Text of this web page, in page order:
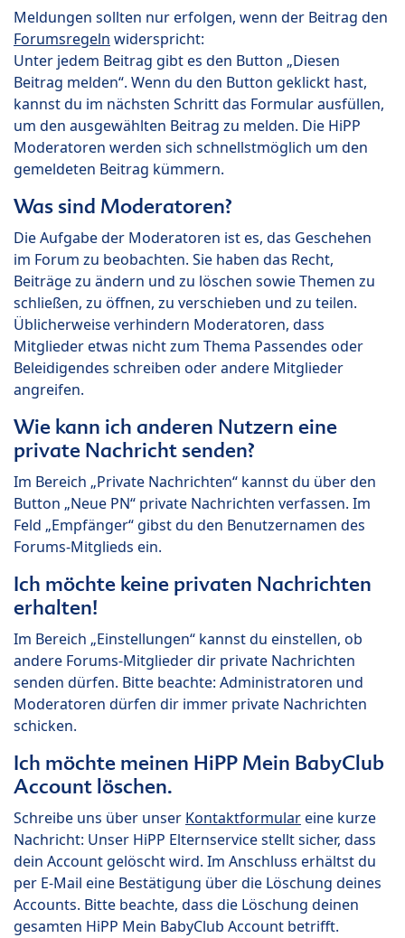
Meldungen sollten nur erfolgen, wenn der Beitrag den
Forumsregeln widerspricht:
Unter jedem Beitrag gibt es den Button „Diesen
Beitrag melden“. Wenn du den Button geklickt hast,
kannst du im nächsten Schritt das Formular ausfüllen,
um den ausgewählten Beitrag zu melden. Die HiPP
Moderatoren werden sich schnellstmöglich um den
gemeldeten Beitrag kümmern.
Was sind Moderatoren?
Die Aufgabe der Moderatoren ist es, das Geschehen
im Forum zu beobachten. Sie haben das Recht,
Beiträge zu ändern und zu löschen sowie Themen zu
schließen, zu öffnen, zu verschieben und zu teilen.
Üblicherweise verhindern Moderatoren, dass
Mitglieder etwas nicht zum Thema Passendes oder
Beleidigendes schreiben oder andere Mitglieder
angreifen.
Wie kann ich anderen Nutzern eine
private Nachricht senden?
Im Bereich „Private Nachrichten“ kannst du über den
Button „Neue PN“ private Nachrichten verfassen. Im
Feld „Empfänger“ gibst du den Benutzernamen des
Forums-Mitglieds ein.
Ich möchte keine privaten Nachrichten
erhalten!
Im Bereich „Einstellungen“ kannst du einstellen, ob
andere Forums-Mitglieder dir private Nachrichten
senden dürfen. Bitte beachte: Administratoren und
Moderatoren dürfen dir immer private Nachrichten
schicken.
Ich möchte meinen HiPP Mein BabyClub
Account löschen.
Schreibe uns über unser Kontaktformulareine kurze
Nachricht: Unser HiPP Elternservice stellt sicher, dass
dein Account gelöscht wird. Im Anschluss erhältst du
per E-Mail eine Bestätigung über die Löschung deines
Accounts. Bitte beachte, dass die Löschung deinen
gesamten HiPP Mein BabyClub Account betrifft.